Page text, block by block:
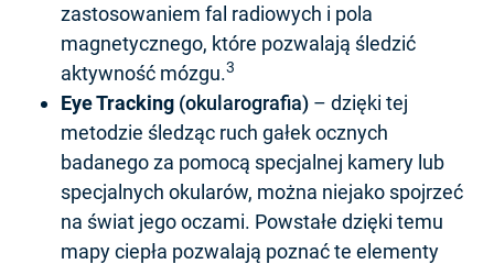
zastosowaniem fal radiowych i pola
magnetycznego, które pozwalają śledzić
aktywność mózgu.3
Eye Tracking (okularografia) – dzięki tej
metodzie śledząc ruch gałek ocznych
badanego za pomocą specjalnej kamery lub
specjalnych okularów, można niejako spojrzeć
na świat jego oczami. Powstałe dzięki temu
mapy ciepła pozwalają poznać te elementy